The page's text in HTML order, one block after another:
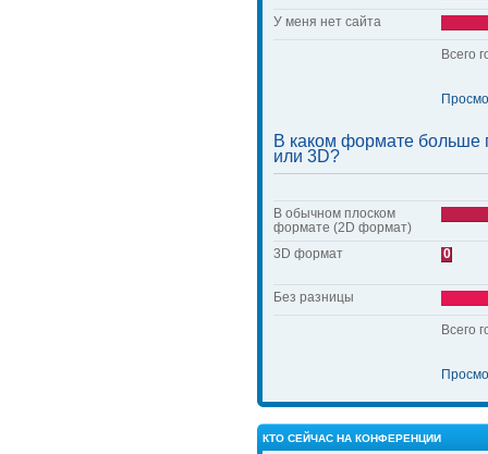
У меня нет сайта
Всего
В каком формате больше
или 3D?
В обычном плоском
формате (2D формат)
3D формат
0
Без разницы
Всего
КТО СЕЙЧАС НА КОНФЕРЕНЦИИ